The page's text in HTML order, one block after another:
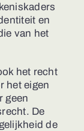
en
van het
het recht
het eigen
geen
De
de